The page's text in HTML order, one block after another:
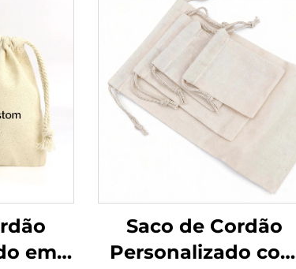
em
Saco de Cordão
Personalizado com